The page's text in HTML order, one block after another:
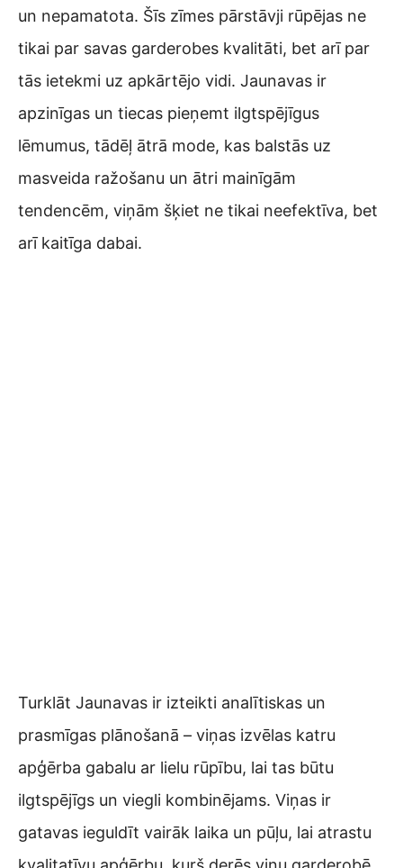
un nepamatota. Šīs zīmes pārstāvji rūpējas ne
tikai par savas garderobes kvalitāti, bet arī par
tās ietekmi uz apkārtējo vidi. Jaunavas ir
apzinīgas un tiecas pieņemt ilgtspējīgus
lēmumus, tādēļ ātrā mode, kas balstās uz
masveida ražošanu un ātri mainīgām
tendencēm, viņām šķiet ne tikai neefektīva, bet
arī kaitīga dabai.
Turklāt Jaunavas ir izteikti analītiskas un
prasmīgas plānošanā – viņas izvēlas katru
apģērba gabalu ar lielu rūpību, lai tas būtu
ilgtspējīgs un viegli kombinējams. Viņas ir
gatavas ieguldīt vairāk laika un pūļu, lai atrastu